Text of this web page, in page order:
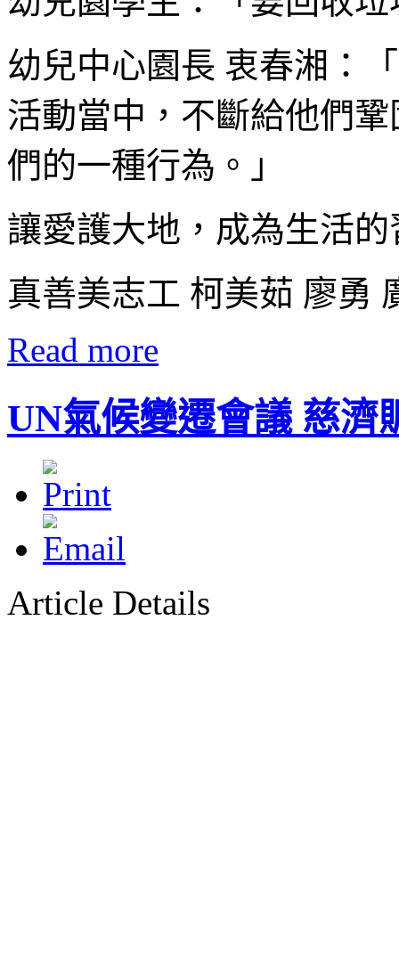
幼兒中心園長 衷春湘：
活動當中，不斷給他們
們的一種行為。」
讓愛護大地，成為生活
真善美志工 柯美茹 廖勇
Read more
UN氣候變遷會議 慈濟
Article Details